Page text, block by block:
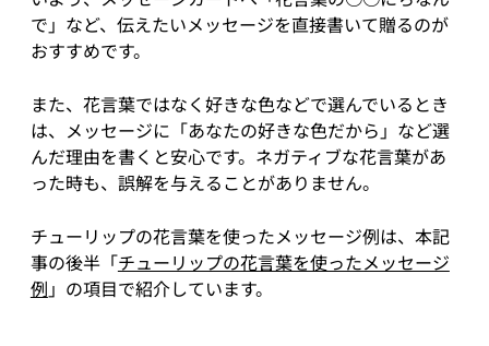
で」など、伝えたいメッセージを直接書いて贈るのが
おすすめです。
また、花言葉ではなく好きな色などで選んでいるとき
は、メッセージに「あなたの好きな色だから」など選
んだ理由を書くと安心です。ネガティブな花言葉があ
った時も、誤解を与えることがありません。
チューリップの花言葉を使ったメッセージ例は、本記
事の後半「チューリップの花言葉を使ったメッセージ
例 」の項目で紹介しています。